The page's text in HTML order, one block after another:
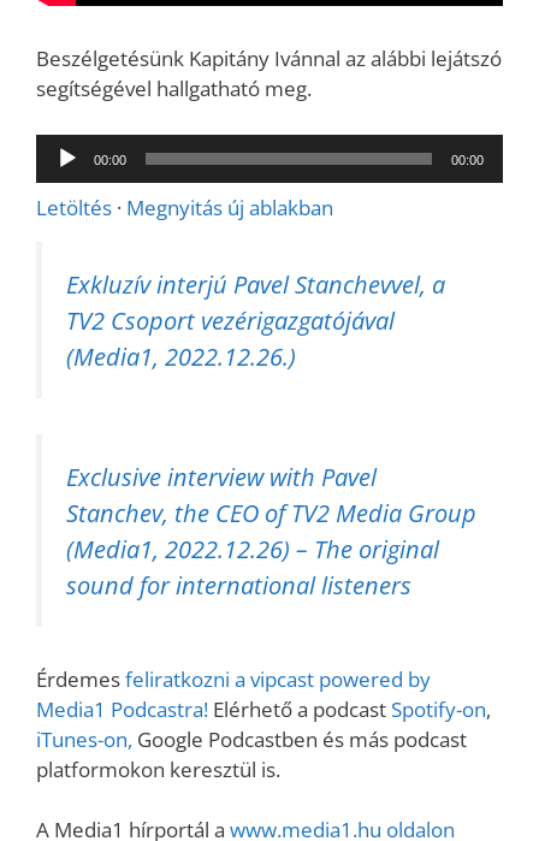
Beszélgetésünk Kapitány Ivánnal az alábbi lejátszó
segítségével hallgatható meg.
Audió
lejátszó
00:00 00:00
Letöltés · Megnyitás új ablakban
Exkluzív interjú Pavel Stanchevvel, a
TV2 Csoport vezérigazgatójával
(Media1, 2022.12.26.)
Exclusive interview with Pavel
Stanchev, the CEO of TV2 Media Group
(Media1, 2022.12.26) – The original
sound for international listeners
Érdemesfeliratkozni a vipcast powered by
Media1 Podcastra! Elérhető a podcastSpotify-on,
iTunes-on, Google Podcastben és más podcast
platformokon keresztül is.
A Media1 hírportál a www.media1.hu oldalon